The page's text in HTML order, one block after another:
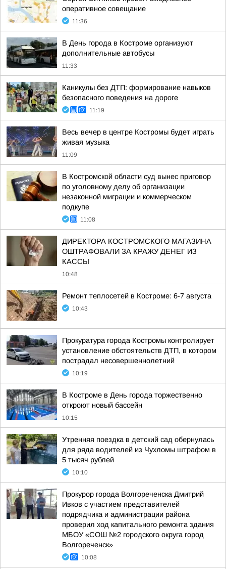
оперативное совещание
11:36
В День города в Костроме организуют
дополнительные автобусы
11:33
Каникулы без ДТП: формирование навыков
безопасного поведения на дороге
11:19
Весь вечер в центре Костромы будет играть
живая музыка
11:09
В Костромской области суд вынес приговор
по уголовному делу об организации
незаконной миграции и коммерческом
подкупе
11:08
ДИРЕКТОРА КОСТРОМСКОГО МАГАЗИНА
ОШТРАФОВАЛИ ЗА КРАЖУ ДЕНЕГ ИЗ
КАССЫ
10:48
Ремонт теплосетей в Костроме: 6-7 августа
10:43
Прокуратура города Костромы контролирует
установление обстоятельств ДТП, в котором
пострадал несовершеннолетний
10:19
В Костроме в День города торжественно
откроют новый бассейн
10:15
Утренняя поездка в детский сад обернулась
для ряда водителей из Чухломы штрафом в
5 тысяч рублей
10:10
Прокурор города Волгореченска Дмитрий
Ивков с участием представителей
подрядчика и администрации района
проверил ход капитального ремонта здания
МБОУ «СОШ №2 городского округа город
Волгореченск»
10:08